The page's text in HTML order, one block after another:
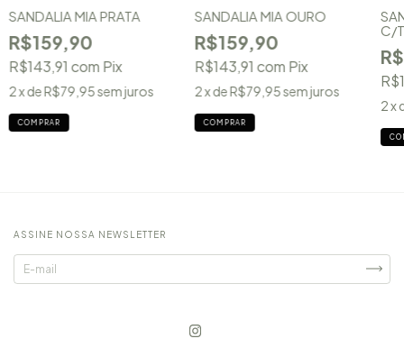
SANDALIA MIA PRATA
R$159,90
R$143,91 com Pix
2x deR$79,95sem juros
COMPRAR
SANDALIA MIA OURO
R$159,90
R$143,91 com Pix
2x deR$79,95sem juros
COMPRAR
C/
2x
ASSINE NOSSA NEWSLETTER